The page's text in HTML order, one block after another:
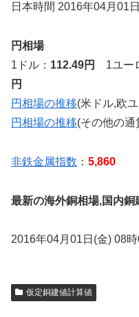
日本時間 2016年04月01
円相場
1ドル： 112.49円 1ユー
円
円相場の推移(米ドル,欧
円相場の推移(その他の通
非鉄金属指数 ： 5,860
最新の海外銅相場,国内銅
2016年04月01日(金) 08
仮定銅建値計算値